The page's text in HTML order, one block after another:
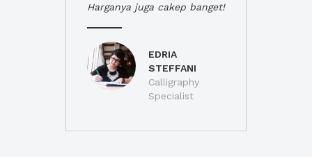
Harganya juga cakep banget!
EDRIA
STEFFANI
Calligraphy
Specialist